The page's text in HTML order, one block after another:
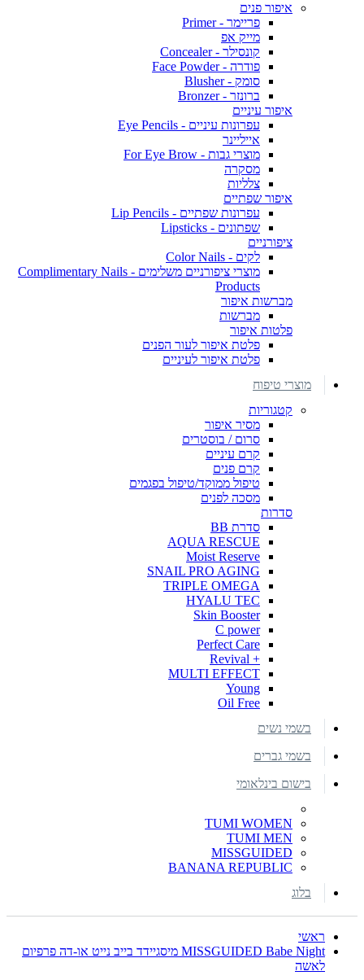
איפור פנים
פריימר - Primer
מייק אפ
קונסילר - Concealer
פודרה - Face Powder
סומק - Blusher
ברונזר - Bronzer
איפור עיניים
עפרונות עיניים - Eye Pencils
אייליינר
מוצרי גבות - For Eye Brow
מסקרה
צלליות
איפור שפתיים
עפרונות שפתיים - Lip Pencils
שפתונים - Lipsticks
ציפורניים
לקים - Color Nails
מוצרי ציפורניים משלימים - Complimentary Nails
Products
מברשות איפור
מברשות
פלטות איפור
פלטת איפור לעור הפנים
פלטת איפור לעיניים
מוצרי טיפוח
קטגוריות
מסיר איפור
סרום / בוסטרים
קרם עיניים
קרם פנים
טיפול ממוקד/טיפול בפגמים
מסכה לפנים
סדרות
סדרת BB
AQUA RESCUE
Moist Reserve
SNAIL PRO AGING
TRIPLE OMEGA
HYALU TEC
Skin Booster
C power
Perfect Care
+ Revival
MULTI EFFECT
Young
Oil Free
בשמי נשים
בשמי גברים
בישום בינלאומי
TUMI WOMEN
TUMI MEN
MISSGUIDED
BANANA REPUBLIC
בלוג
ראשי
MISSGUIDED Babe Night מיסגיידד בייב נייט או-דה פרפיום
לאשה